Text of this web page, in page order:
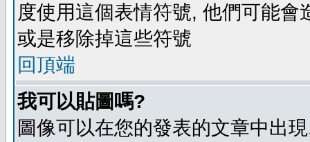
度使用這個表情符號, 他們可能
或是移除掉這些符號
回頂端
我可以貼圖嗎?
圖像可以在您的發表的文章中出